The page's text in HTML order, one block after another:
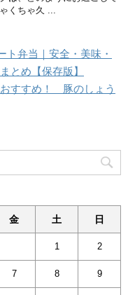
くちゃ久 ...
ト弁当｜安全・美味・
とめ【保存版】
すすめ！ 豚のしょう
金 土 日
1 2
7 8 9